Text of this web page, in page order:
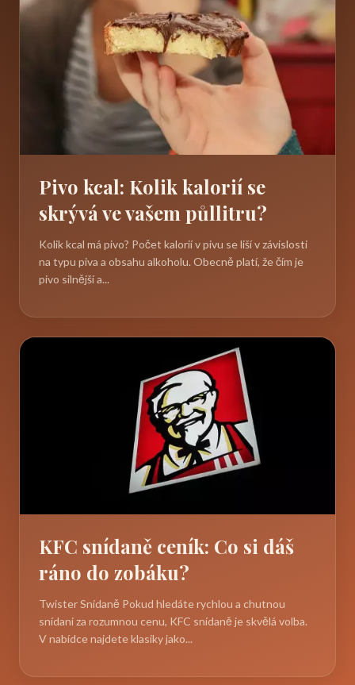
Pivo kcal: Kolik kalorií se
skrývá ve vašem půllitru?
Kolik kcal má pivo? Počet kalorií v pivu se liší v závislosti
na typu piva a obsahu alkoholu. Obecně platí, že čím je
pivo silnější a...
KFC snídaně ceník: Co si dáš
ráno do zobáku?
Twister Snídaně Pokud hledáte rychlou a chutnou
snídani za rozumnou cenu, KFC snídaně je skvělá volba.
V nabídce najdete klasiky jako...